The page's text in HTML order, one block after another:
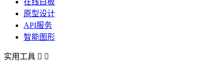
原型设计
API服务
智能图形
实用工具  